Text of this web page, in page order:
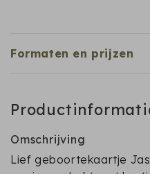
Formaten en prijzen
Omschrijving
Lief geboortekaartje